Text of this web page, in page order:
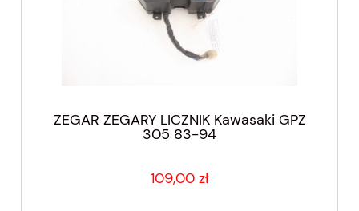
ZEGAR ZEGARY LICZNIK Kawasaki GPZ
305 83-94
109,00 zł